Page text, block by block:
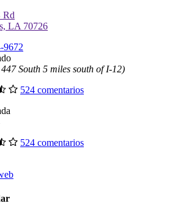
Rd
LA 70726
9672
South 5 miles south of I-12)
524 comentarios
524 comentarios